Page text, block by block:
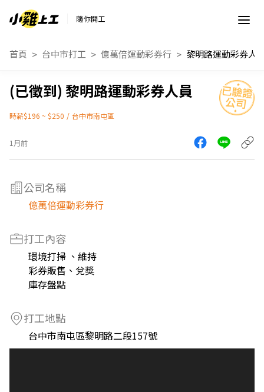
隨你開工
首頁 台中市打工 億萬倍運動彩券行 黎明路運動彩券人
黎明路運動彩券人員
時薪$196 ~ $250 / 台中市南屯區
1月前
公司名稱
億萬倍運動彩券行
打工內容
環境打掃 、維持
彩券販售、兌獎
庫存盤點
打工地點
台中市南屯區黎明路二段157號